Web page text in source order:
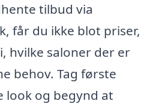
tilbud via
får du ikke blot priser,
hvilke saloner der er
behov. Tag første
look og begynd at